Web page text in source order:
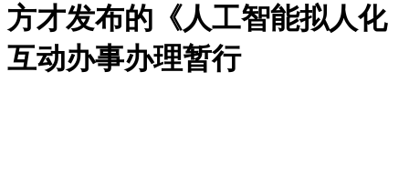
方才发布的《人工智能拟人化
互动办事办理暂行